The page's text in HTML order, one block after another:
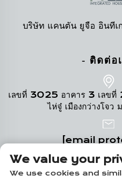
บริษัท แคนตัน ยูจือ อินทีเ
- ติดต่อ
เลขที่ 3025 อาคาร 3 เลขที่
ไห่จู๋ เมืองกว่างโจว
[email
+86-
We value your
We use cookies and